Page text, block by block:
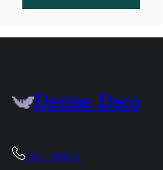
Denise Deco
2271 100307